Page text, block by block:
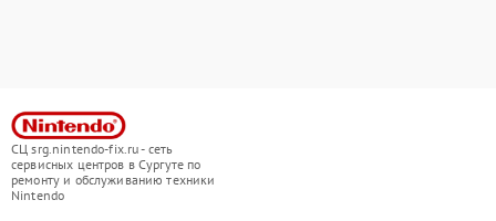
СЦ srg.nintendo-fix.ru - сеть
сервисных центров в Сургуте по
ремонту и обслуживанию техники
Nintendo